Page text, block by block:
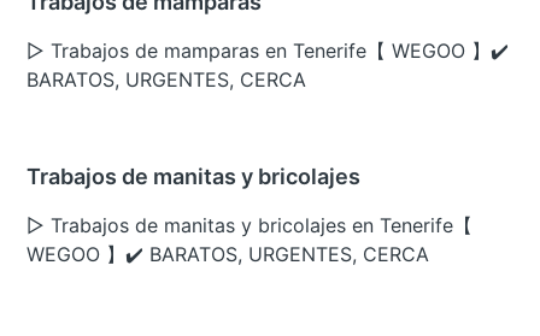
▷ Trabajos de mamparas en Tenerife【 WEGOO 】✔️
BARATOS, URGENTES, CERCA
Trabajos de manitas y bricolajes
▷ Trabajos de manitas y bricolajes en Tenerife【
WEGOO 】✔️ BARATOS, URGENTES, CERCA